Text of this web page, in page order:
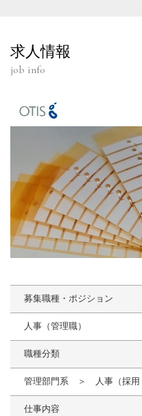
求人情報
job info
募集職種・ポジション
人事（管理職）
職種分類
管理部門系 ＞ 人事（採用
仕事内容